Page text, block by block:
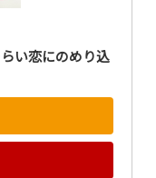
い恋にのめり込